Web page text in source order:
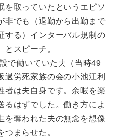
を取っていたというエピソ
非でも（退勤から出勤まで
する）インターバル規制の
スピーチ。
で働いていた夫（当時49
過労死家族の会の小池江利
者は夫自身です。余暇を楽
るはずでした。働き方によ
を奪われた夫の無念を想像
まらせた。